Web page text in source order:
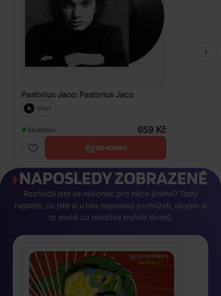
Pastorius Jaco: Pastorius Jaco
Vinyl
Skladem 659 Kč
DO KOŠÍKU
NAPOSLEDY ZOBRAZENÉ
Rozhodli jste se nakonec pro něco jiného? Tady
najdete, co jste si u nás naposled prohlíželi, abyste si
to mohli co nejdříve pořídit domů.